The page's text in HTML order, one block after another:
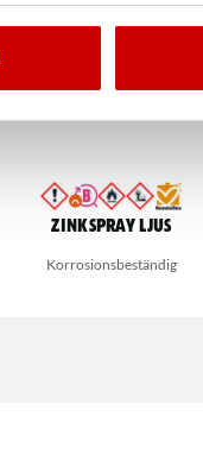
Zinkspray Ljus
Korrosionsbeständig